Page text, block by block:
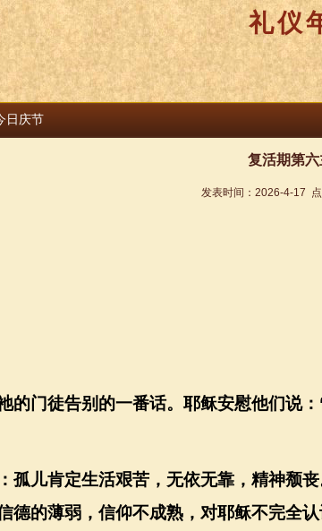
礼仪
日庆节
复活期第六
发表时间： 2026-4-17
门徒告别的一番话。耶稣安慰他们说：
孤儿肯定生活艰苦，无依无靠，精神颓
德的薄弱，信仰不成熟，对耶稣不完全